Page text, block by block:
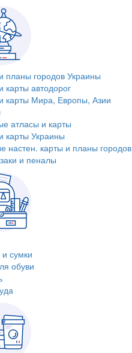
планы городов Украины
карты автодорог
карты Мира, Европы, Азии
атласы и карты
карты Украины
настен. карты и планы городов
и пеналы
сумки
обуви